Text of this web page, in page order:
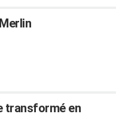
transformé en